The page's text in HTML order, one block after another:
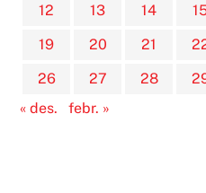
12
13 14
19
20 21
26
27 28
« des.
febr. »